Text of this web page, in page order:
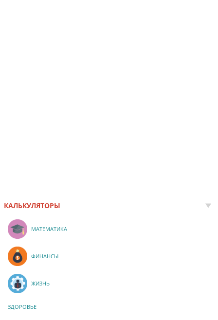
КАЛЬКУЛЯТОРЫ
МАТЕМАТИКА
ФИНАНСЫ
ЖИЗНЬ
ЗДОРОВЬЕ